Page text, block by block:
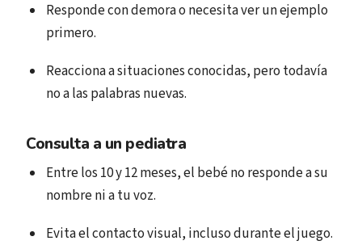
Responde con demora o necesita ver un ejemplo
primero.
Reacciona a situaciones conocidas, pero todavía
no a las palabras nuevas.
Consulta a un pediatra
Entre los 10 y 12 meses, el bebé no responde a su
nombre ni a tu voz.
Evita el contacto visual, incluso durante el juego.